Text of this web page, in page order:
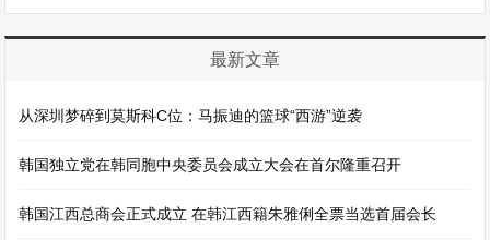
最新文章
从深圳梦碎到莫斯科C位：马振迪的篮球“西游”逆袭
韩国独立党在韩同胞中央委员会成立大会在首尔隆重召开
韩国江西总商会正式成立 在韩江西籍朱雅俐全票当选首届会长